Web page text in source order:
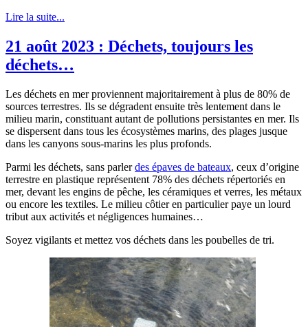
Lire la suite...
21 août 2023 : Déchets, toujours les
déchets…
Les déchets en mer proviennent majoritairement à plus de 80% de
sources terrestres. Ils se dégradent ensuite très lentement dans le
milieu marin, constituant autant de pollutions persistantes en mer. Ils
se dispersent dans tous les écosystèmes marins, des plages jusque
dans les canyons sous-marins les plus profonds.
Parmi les déchets, sans parlerdes épaves de bateaux, ceux d’origine
terrestre en plastique représentent 78% des déchets répertoriés en
mer, devant les engins de pêche, les céramiques et verres, les métaux
ou encore les textiles. Le milieu côtier en particulier paye un lourd
tribut aux activités et négligences humaines…
Soyez vigilants et mettez vos déchets dans les poubelles de tri.